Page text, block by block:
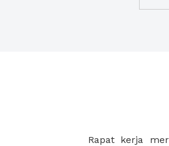
Rapat kerja
rapat kerja